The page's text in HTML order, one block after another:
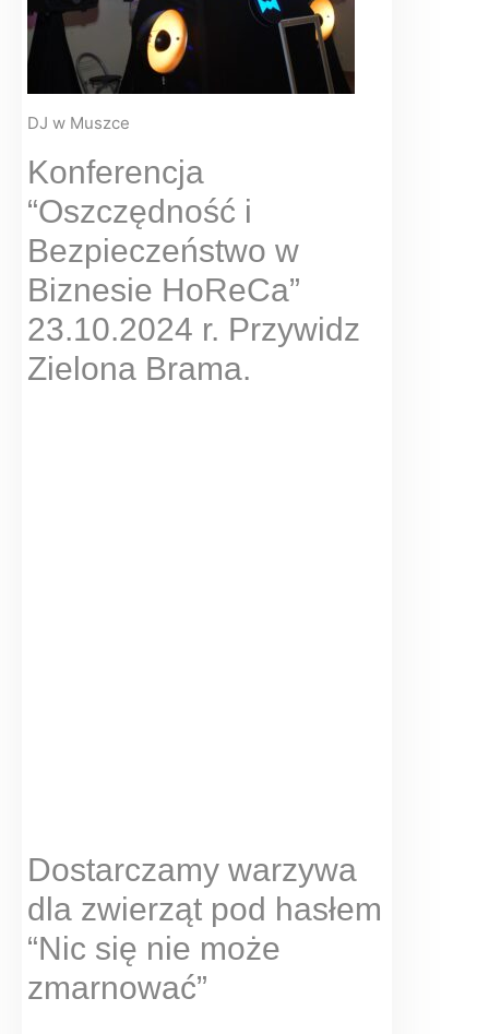
DJ w Muszce
Konferencja
“Oszczędność i
Bezpieczeństwo w
Biznesie HoReCa”
23.10.2024 r. Przywidz
Zielona Brama.
Dostarczamy warzywa
dla zwierząt pod hasłem
“Nic się nie może
zmarnować”